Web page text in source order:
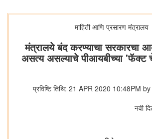
माहिती आणि प्रसारण मंत्रालय
मंत्रालये बंद करण्याचा सरकारचा
असत्य असल्याचे पीआयबीच्या
प्रविष्टि तिथि: 21 APR 2020 10:48PM
नवी